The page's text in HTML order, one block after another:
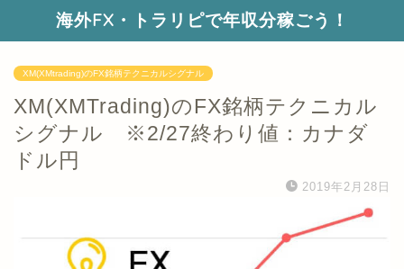
海外FX・トラリピで年収分稼ごう！
XM(XMtrading)のFX銘柄テクニカルシグナル
XM(XMTrading)のFX銘柄テクニカル
シグナル ※2/27終わり値：カナダ
ドル円
2019年2月28日